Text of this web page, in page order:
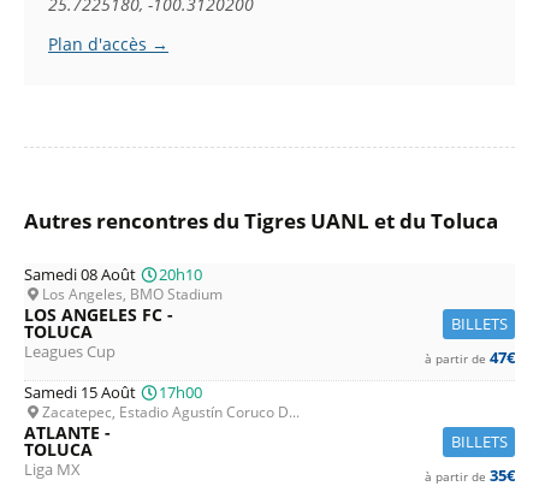
Plan d'accès →
Autres rencontres du Tigres UANL et du Toluca
Samedi 08 Août 20h10
Los Angeles, BMO Stadium
BILLETS
LOS ANGELES FC -
TOLUCA
Leagues Cup à partir de 47€
Samedi 15 Août
17h00
Zacatepec, Estadio Agustín Coruco D...
BILLETS
ATLANTE -
TOLUCA
Liga MX à partir de 35€